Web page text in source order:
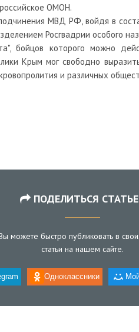
ОМОН.
МВД РФ, войдя в
Росгвадрии особого
бойцов которого можно
Крым мог свободно
и различных
ПОДЕЛИТЬСЯ
можете быстро публиковать в
статьи на нашем сайте.
Одноклассники